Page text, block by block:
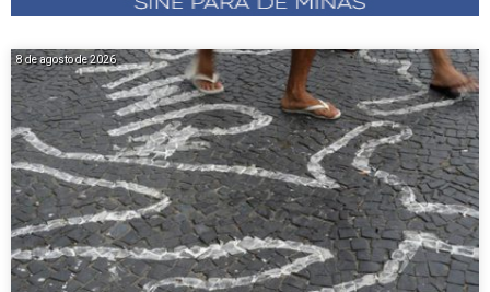
8 de agosto de 2026